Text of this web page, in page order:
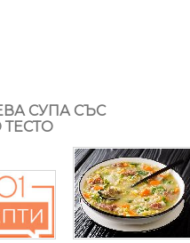
СУПА СЪС